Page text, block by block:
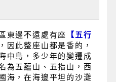
東邊不遠處有座
【五行
因此整座山都是香的，
中島，多少年的變遷成
為五蘊山、五指山，西
海，在海邊平坦的沙灘